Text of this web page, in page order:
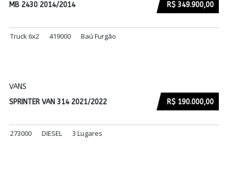
R$ 349.900,00
MB 2430 2014/2014
Truck 6x2 419000 Baú Furgão
VANS
R$ 190.000,00
SPRINTER VAN 314 2021/2022
273000 DIESEL 3 Lugares